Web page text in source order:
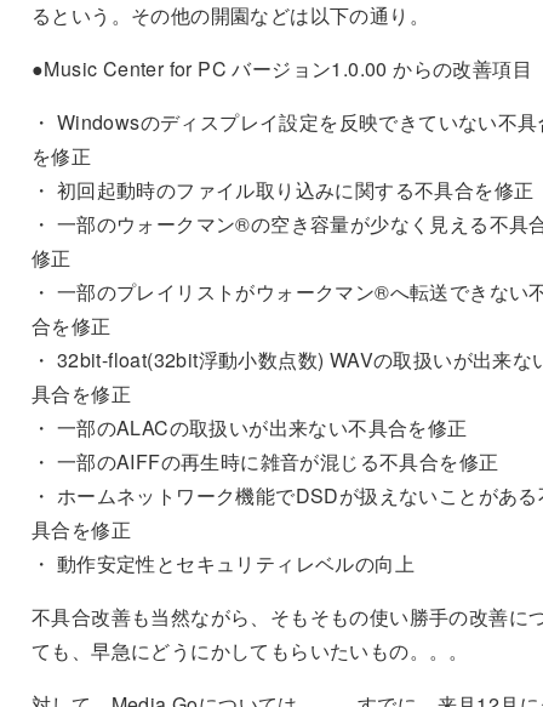
るという。その他の開園などは以下の通り。
●Music Center for PC バージョン1.0.00 からの改善項目
・ Windowsのディスプレイ設定を反映できていない不具
を修正
・ 初回起動時のファイル取り込みに関する不具合を修正
・ 一部のウォークマン®の空き容量が少なく見える不具
修正
・ 一部のプレイリストがウォークマン®へ転送できない
合を修正
・ 32bit-float(32bit浮動小数点数) WAVの取扱いが出来な
具合を修正
・ 一部のALACの取扱いが出来ない不具合を修正
・ 一部のAIFFの再生時に雑音が混じる不具合を修正
・ ホームネットワーク機能でDSDが扱えないことがある
具合を修正
・ 動作安定性とセキュリティレベルの向上
不具合改善も当然ながら、そもそもの使い勝手の改善に
ても、早急にどうにかしてもらいたいもの。。。